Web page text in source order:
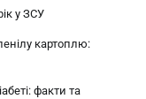
у ЗСУ
картоплю:
факти та